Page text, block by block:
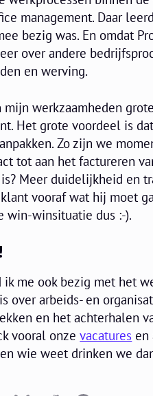
management. Daar
bezig was. En omdat
over andere
en werving.
mijn werkzaamheden
Het grote voordeel is
Zo zijn we
tot aan het factureren
Meer duidelijkheid en
vooraf wat hij moet
win-winsituatie dus :-).
ik me ook bezig met het
over arbeids- en
en het achterhalen
vooral onzevacatures en
wie weet drinken we